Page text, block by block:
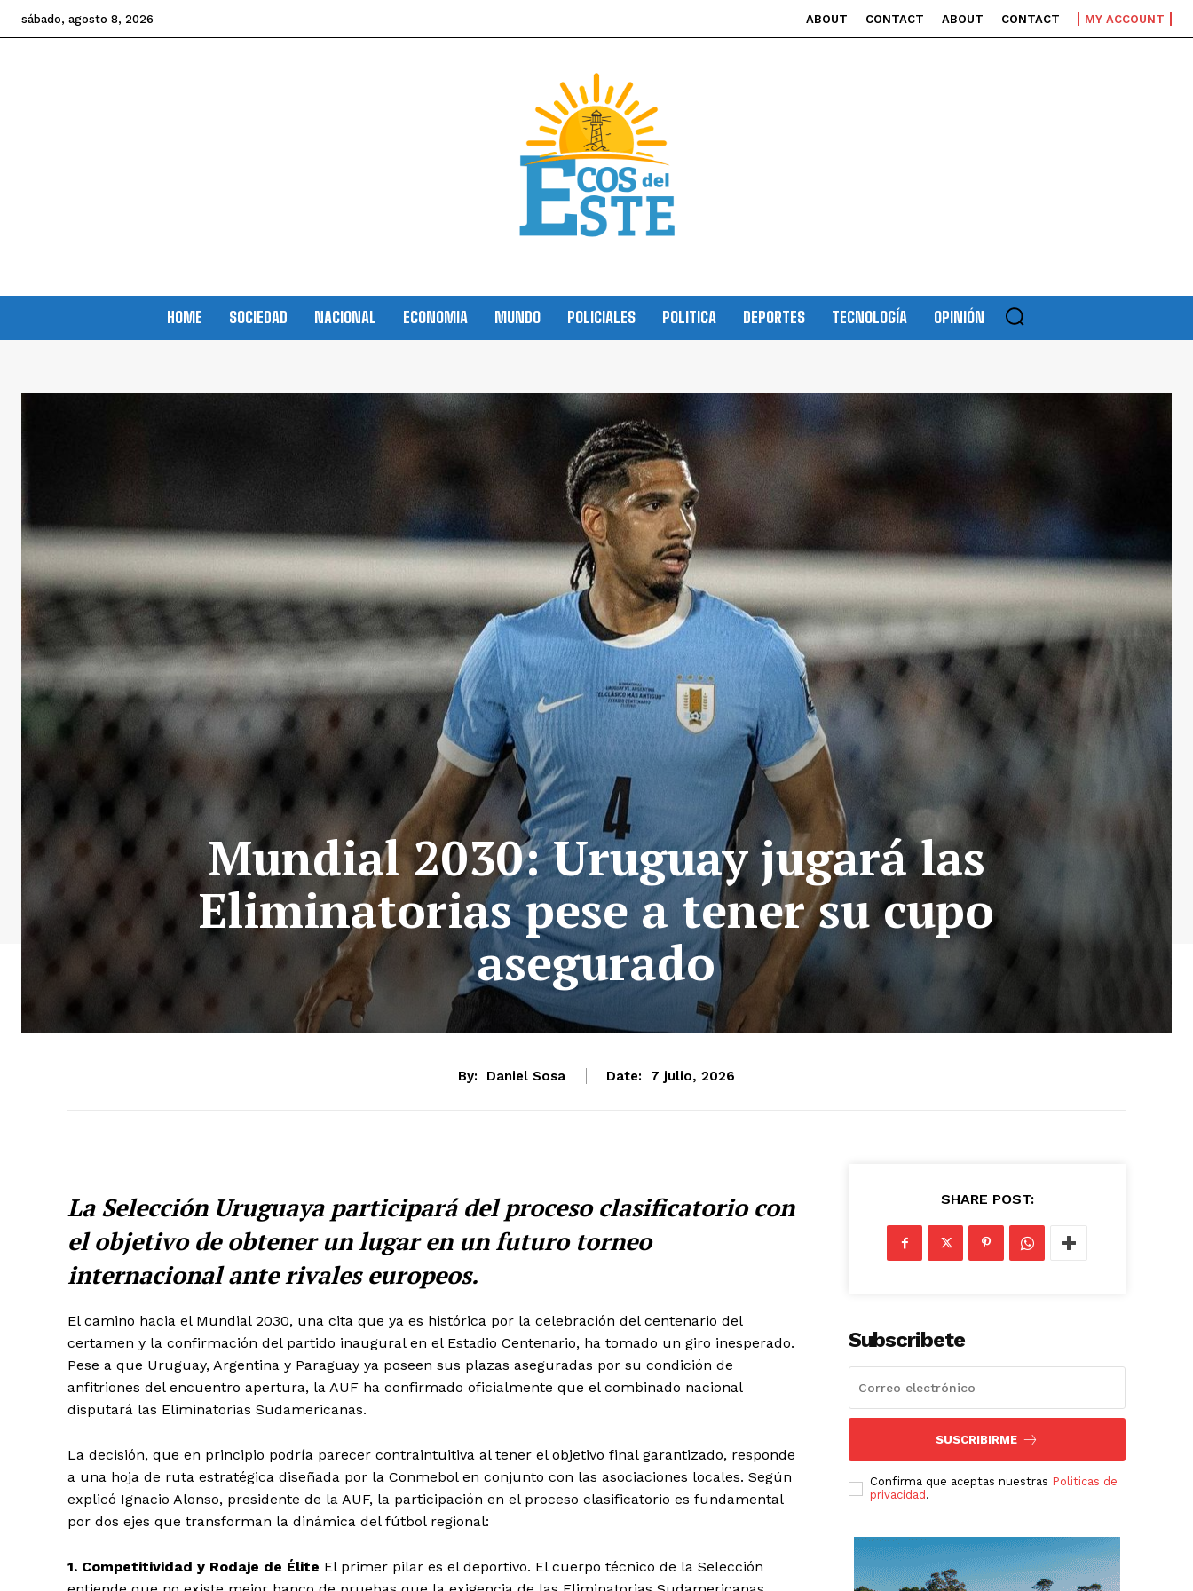
sábado, agosto 8, 2026 ABOUT CONTACT ABOUT CONTACT MY ACCOUNT
HOME SOCIEDAD NACIONAL ECONOMIA MUNDO POLICIALES POLITICA DEPORTES TECNOLOGÍA OPINIÓN
Mundial 2030: Uruguay jugará las
Eliminatorias pese a tener su cupo
asegurado
By: Daniel Sosa Date: 7 julio, 2026
La Selección Uruguaya participará del proceso clasificatorio con
el objetivo de obtener un lugar en un futuro torneo
internacional ante rivales europeos.
El camino hacia el Mundial 2030, una cita que ya es histórica por la celebración del centenario del
certamen y la confirmación del partido inaugural en el Estadio Centenario, ha tomado un giro inesperado.
Pese a que Uruguay, Argentina y Paraguay ya poseen sus plazas aseguradas por su condición de
anfitriones del encuentro apertura, la AUF ha confirmado oficialmente que el combinado nacional
disputará las Eliminatorias Sudamericanas.
La decisión, que en principio podría parecer contraintuitiva al tener el objetivo final garantizado, responde
a una hoja de ruta estratégica diseñada por la Conmebol en conjunto con las asociaciones locales. Según
explicó Ignacio Alonso, presidente de la AUF, la participación en el proceso clasificatorio es fundamental
por dos ejes que transforman la dinámica del fútbol regional:
1. Competitividad y Rodaje de Élite El primer pilar es el deportivo. El cuerpo técnico de la Selección
SHARE POST:
Subscribete
SUSCRIBIRME
Confirma que aceptas nuestras Politicas de
privacidad .